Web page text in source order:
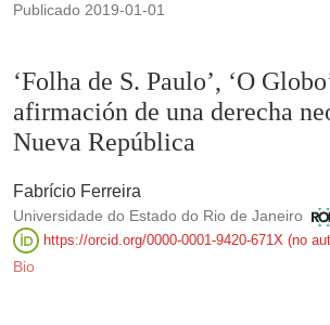
‘Folha de S. Paulo’, ‘O
afirmación de una derecha
Nueva República
Publicado 2019-01-01
Fabrício Ferreira
Universidade do Estado do Rio de Janeiro
https://orcid.org/0000-0001-9420-671X (no
Bio